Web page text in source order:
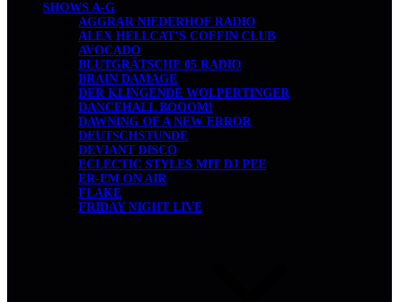
SHOWS A-G
AGGRAR NIEDERHOF RADIO
ALEX HELLCAT’S COFFIN CLUB
AVOCADO
BLUTGRÄTSCHE 05 RADIO
BRAIN DAMAGE
DER KLINGENDE WOLPERTINGER
DANCEHALL BOOOM!
DAWNING OF A NEW ERROR
DEUTSCHSTUNDE
DEVIANT DISCO
ECLECTIC STYLES MIT DJ PEE
ER-EM ON AIR
FLAKE
FRIDAY NIGHT LIVE